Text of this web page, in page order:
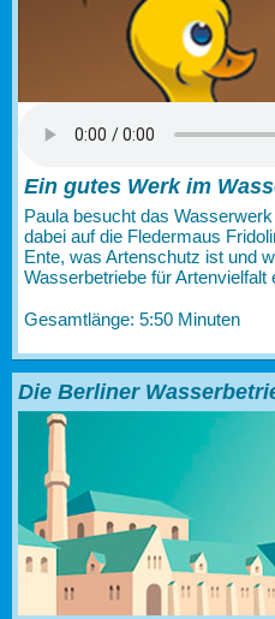
Ein gutes Werk im
Paula besucht das
dabei auf die Fledermaus
Ente, was Artenschutz ist und
Wasserbetriebe für Artenvielfalt
Gesamtlänge: 5:50 Minuten
Die Berliner